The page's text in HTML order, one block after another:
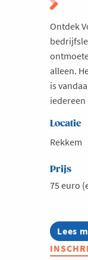
Ontdek
alleen.
is
iedereen
Locatie
Rekkem
Prijs
75 euro
Lees
about
Voka